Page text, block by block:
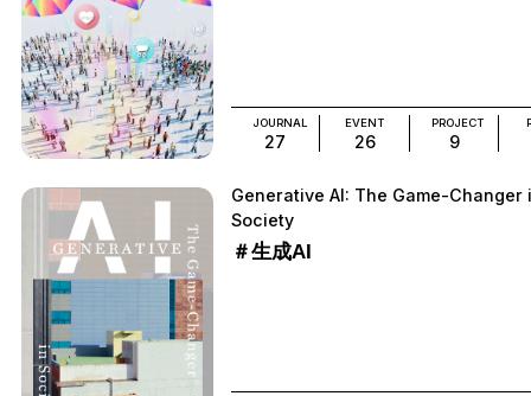
JOURNAL
27
EVENT
26
PROJECT
9
Generative AI: The Game-Changer
Society
＃生成AI